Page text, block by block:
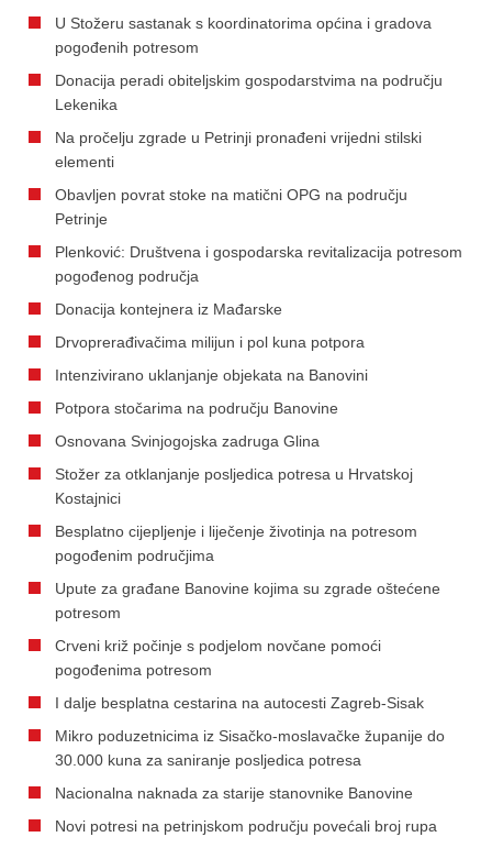
U Stožeru sastanak s koordinatorima općina i gradova
pogođenih potresom
Donacija peradi obiteljskim gospodarstvima na području
Lekenika
Na pročelju zgrade u Petrinji pronađeni vrijedni stilski
elementi
Obavljen povrat stoke na matični OPG na području
Petrinje
Plenković: Društvena i gospodarska revitalizacija potresom
pogođenog područja
Donacija kontejnera iz Mađarske
Drvoprerađivačima milijun i pol kuna potpora
Intenzivirano uklanjanje objekata na Banovini
Potpora stočarima na području Banovine
Osnovana Svinjogojska zadruga Glina
Stožer za otklanjanje posljedica potresa u Hrvatskoj
Kostajnici
Besplatno cijepljenje i liječenje životinja na potresom
pogođenim područjima
Upute za građane Banovine kojima su zgrade oštećene
potresom
Crveni križ počinje s podjelom novčane pomoći
pogođenima potresom
I dalje besplatna cestarina na autocesti Zagreb-Sisak
Mikro poduzetnicima iz Sisačko-moslavačke županije do
30.000 kuna za saniranje posljedica potresa
Nacionalna naknada za starije stanovnike Banovine
Novi potresi na petrinjskom području povećali broj rupa